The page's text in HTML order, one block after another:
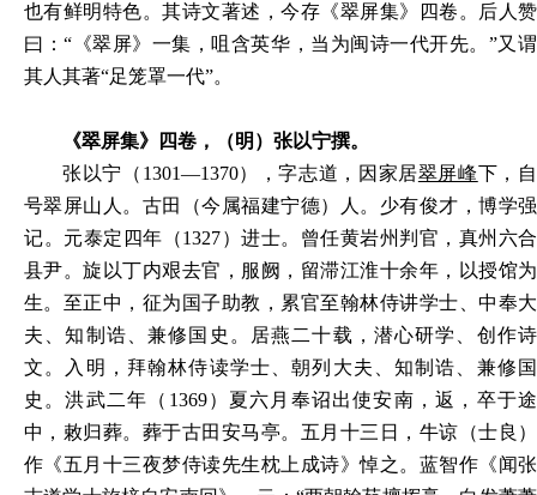
也有鲜明特色。其诗文著述，今存《翠屏集》四卷。后人赞
曰：“《翠屏》一集，咀含英华，当为闽诗一代开先。”又谓
其人其著“足笼罩一代”。
《翠屏集》四卷，（明）张以宁撰。
张以宁（1301—1370），字志道，因家居翠屏峰下，自
号翠屏山人。古田（今属福建宁德）人。少有俊才，博学强
记。元泰定四年（1327）进士。曾任黄岩州判官，真州六合
县尹。旋以丁内艰去官，服阙，留滞江淮十余年，以授馆为
生。至正中，征为国子助教，累官至翰林侍讲学士、中奉大
夫、知制诰、兼修国史。居燕二十载，潜心研学、创作诗
文。入明，拜翰林侍读学士、朝列大夫、知制诰、兼修国
史。洪武二年（1369）夏六月奉诏出使安南，返，卒于途
中，敕归葬。葬于古田安马亭。五月十三日，牛谅（士良）
作《五月十三夜梦侍读先生枕上成诗》悼之。蓝智作《闻张